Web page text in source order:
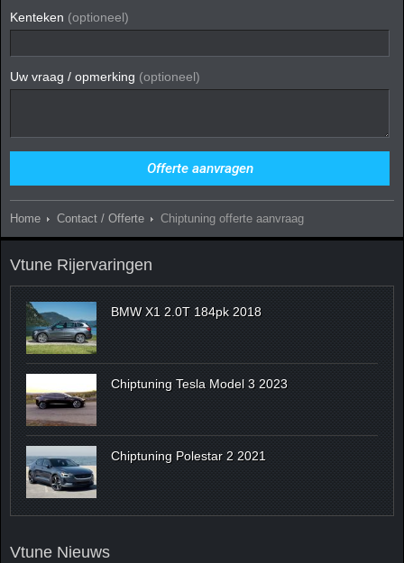
Kenteken (optioneel)
Uw vraag / opmerking (optioneel)
Home Contact / Offerte Chiptuning offerte aanvraag
Vtune Rijervaringen
BMW X1 2.0T 184pk 2018
Chiptuning Tesla Model 3 2023
Chiptuning Polestar 2 2021
Vtune Nieuws